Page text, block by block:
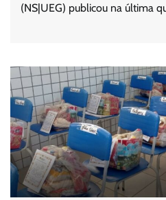
(NS|UEG) publicou na última